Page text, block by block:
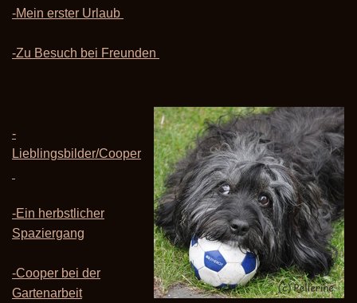
-Mein erster Urlaub
-Zu Besuch bei Freunden
-
Lieblingsbilder/Cooper
-Ein herbstlicher
Spaziergang
-Cooper bei der
Gartenarbeit